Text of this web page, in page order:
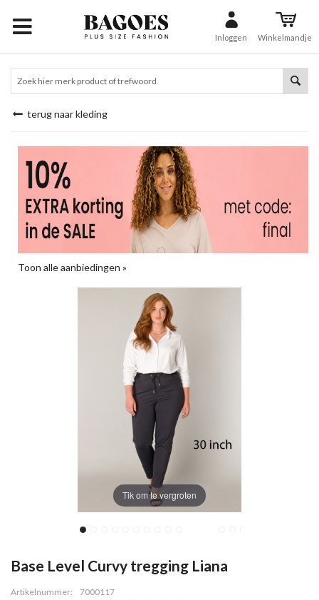
Inloggen Winkelmandje
terug naar kleding
Toon alle aanbiedingen »
Tik om te vergroten
Base Level Curvy tregging Liana
Artikelnummer:
7000117